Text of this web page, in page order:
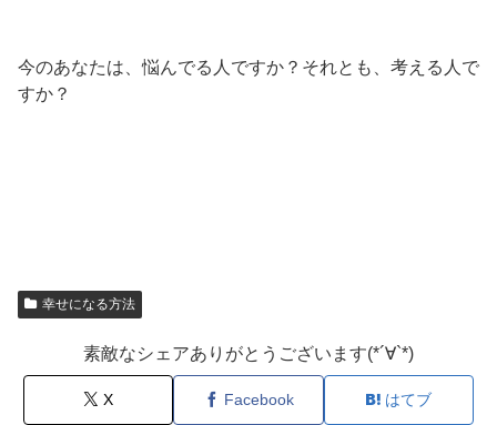
今のあなたは、悩んでる人ですか？それとも、考える人で
すか？
幸せになる方法
素敵なシェアありがとうございます(*´∀`*)
X Facebook はてブ